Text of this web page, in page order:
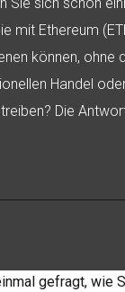
mit Ethereum
können, ohne
Handel
Die
gefragt, wie